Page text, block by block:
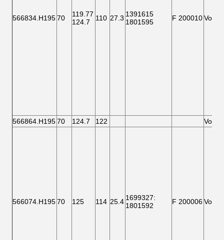
566834.H19570
119.77
124.7
110 27.3 1391615
1801595
F 200010
566864.H19570 124.7 122
566074.H19570 125 114 25.4 1699327:
1801592
F 200006